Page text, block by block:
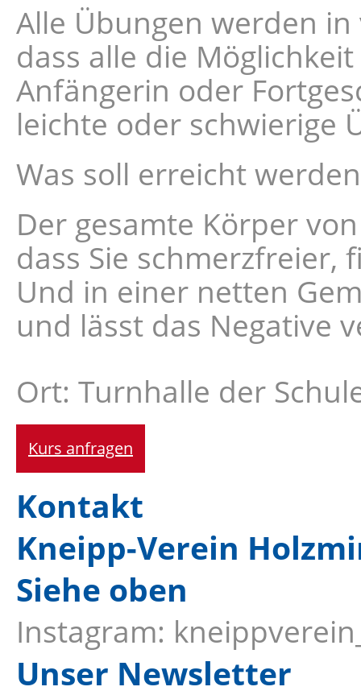
Alle Übungen werden
dass alle die
Anfängerin oder
leichte oder schwierige
Was soll erreicht
Der gesamte Körper
dass Sie
Und in einer netten
und lässt das Negative
Ort: Turnhalle der
Kurs anfragen
Kontakt
Kneipp-Verein
Siehe oben
Instagram:
Unser Newsletter